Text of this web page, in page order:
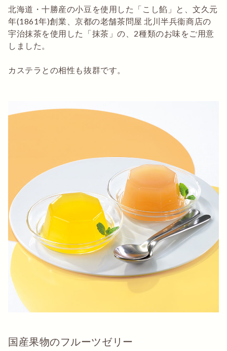
北海道・十勝産の小豆を使用した「こし餡」と、文久元
年(1861年)創業、京都の老舗茶問屋 北川半兵衞商店の
宇治抹茶を使用した「抹茶」の、2種類のお味をご用意
しました。
カステラとの相性も抜群です。
国産果物のフルーツゼリー